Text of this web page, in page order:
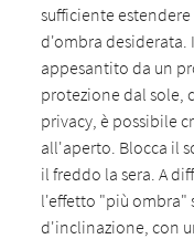
sufficiente
d'ombra desiderata.
appesantito da un
protezione dal sole,
privacy, è possibile
all'aperto. Blocca il
il freddo la sera. A
l'effetto "più ombra"
d'inclinazione, con